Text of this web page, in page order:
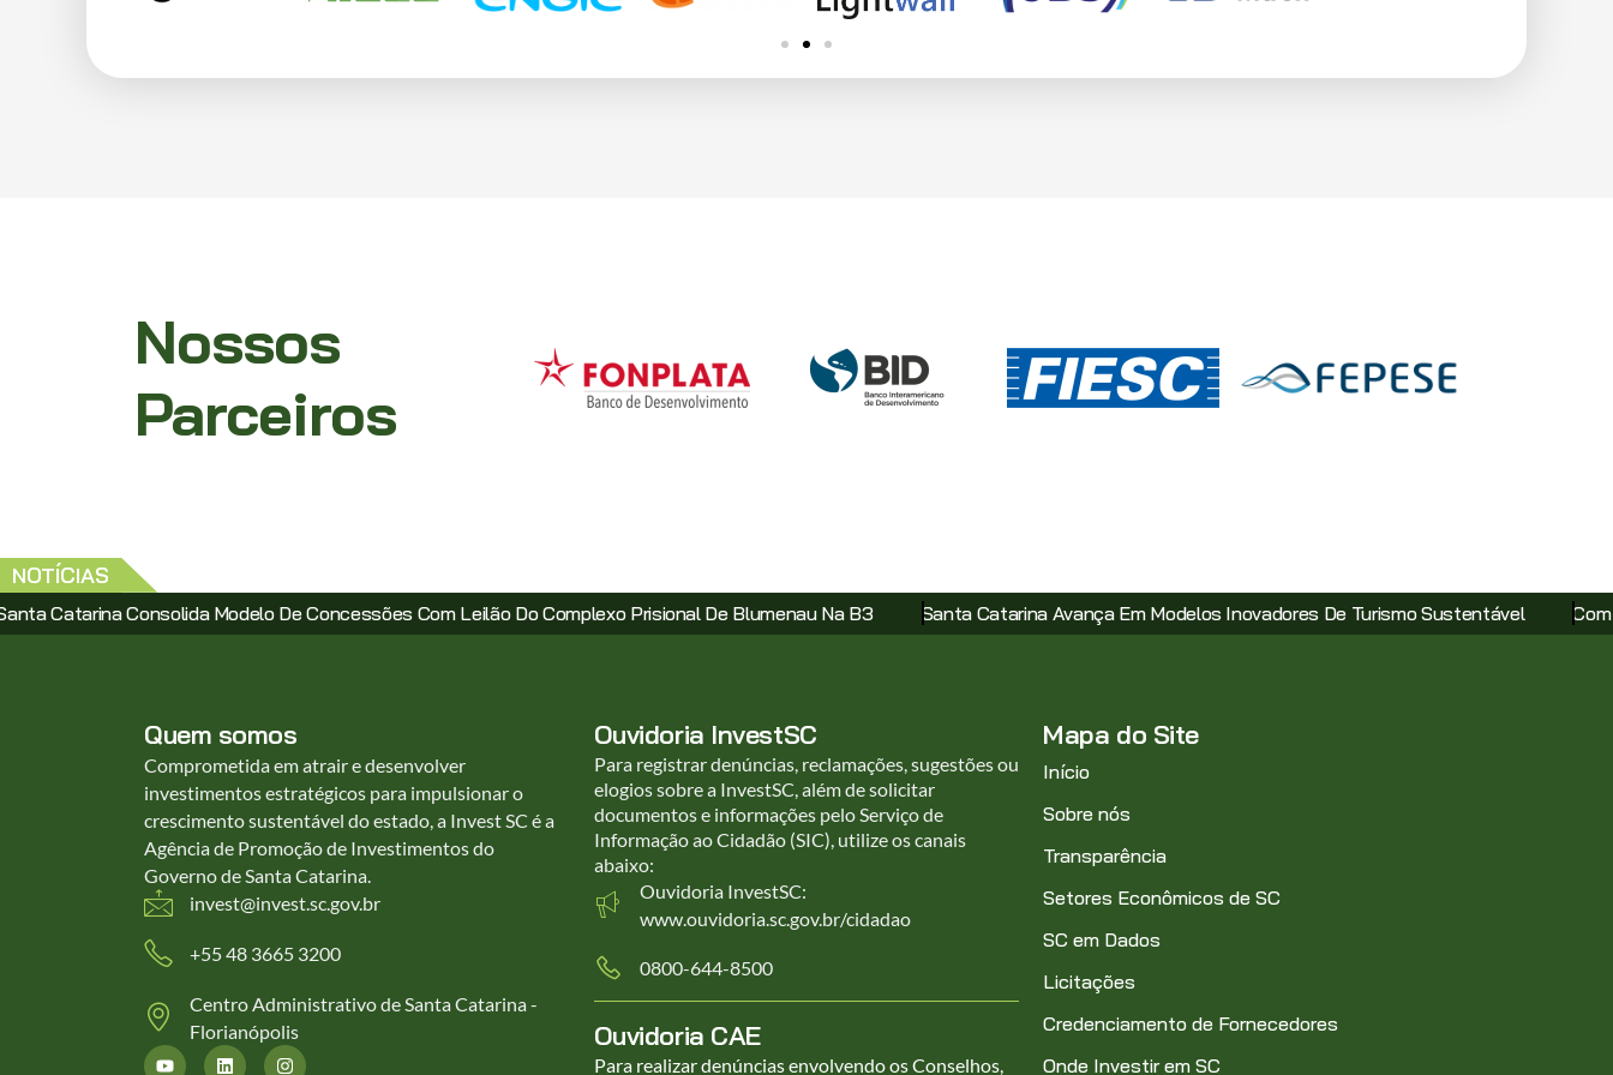
Nossos
Parceiros
NOTÍCIAS
Com Leilão Do Complexo Prisional De Blumenau Na B3 Santa Catarina Avança Em Modelos Inovadores De Turismo Sustentável Com Incentivo Ao Transporte Coletivo,
Quem somos
Comprometida em atrair e desenvolver
investimentos estratégicos para impulsionar o
crescimento sustentável do estado, a Invest SC é a
Agência de Promoção de Investimentos do
Governo de Santa Catarina.
invest@invest.sc.gov.br
+55 48 3665 3200
Centro Administrativo de Santa Catarina -
Florianópolis
Ouvidoria InvestSC
Para registrar denúncias, reclamações, sugestões ou
elogios sobre a InvestSC, além de solicitar
documentos e informações pelo Serviço de
Informação ao Cidadão (SIC), utilize os canais
abaixo:
Ouvidoria InvestSC:
www.ouvidoria.sc.gov.br/cidadao
0800-644-8500
Ouvidoria CAE
Para realizar denúncias envolvendo os Conselhos,
Mapa do Site
Início
Sobre nós
Transparência
Setores Econômicos de SC
SC em Dados
Licitações
Credenciamento de Fornecedores
Onde Investir em SC